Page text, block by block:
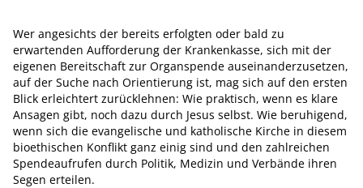
Wer angesichts der bereits erfolgten oder bald zu
erwartenden Aufforderung der Krankenkasse, sich mit der
eigenen Bereitschaft zur Organspende auseinanderzusetzen,
auf der Suche nach Orientierung ist, mag sich auf den ersten
Blick erleichtert zurücklehnen: Wie praktisch, wenn es klare
Ansagen gibt, noch dazu durch Jesus selbst. Wie beruhigend,
wenn sich die evangelische und katholische Kirche in diesem
bioethischen Konflikt ganz einig sind und den zahlreichen
Spendeaufrufen durch Politik, Medizin und Verbände ihren
Segen erteilen.